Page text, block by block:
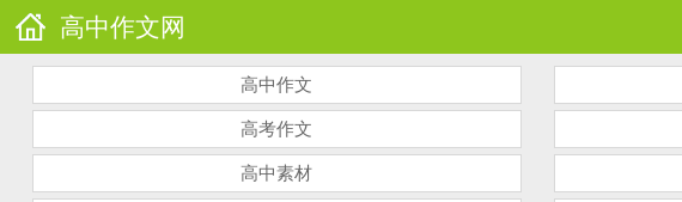
高中作文网
高中作文
高考作文
高中素材